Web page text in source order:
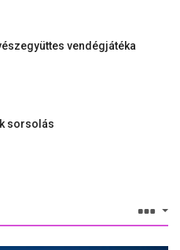
vendégjátéka
sorsolás